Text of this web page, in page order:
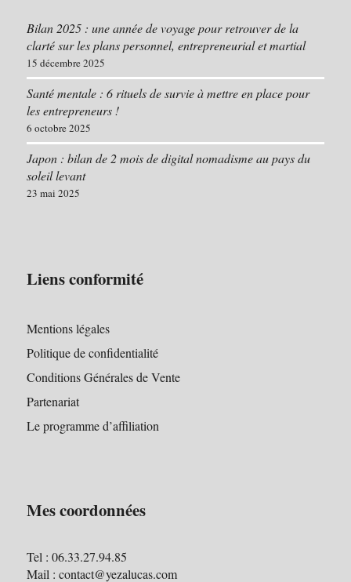
Bilan 2025 : une année de voyage pour retrouver de la
clarté sur les plans personnel, entrepreneurial et martial
15 décembre 2025
Santé mentale : 6 rituels de survie à mettre en place pour
les entrepreneurs !
6 octobre 2025
Japon : bilan de 2 mois de digital nomadisme au pays du
soleil levant
23 mai 2025
Liens conformité
Mentions légales
Politique de confidentialité
Conditions Générales de Vente
Partenariat
Le programme d’affiliation
Mes coordonnées
Tel : 06.33.27.94.85
Mail : contact@yezalucas.com